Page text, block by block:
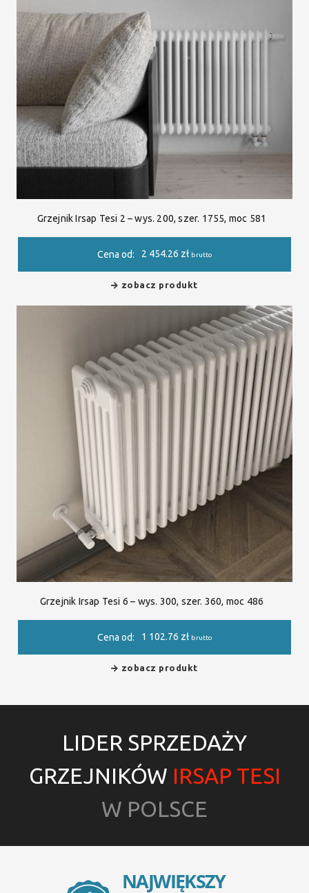
Grzejnik Irsap Tesi 2 – wys. 200, szer. 1755, moc 581
Cena od: 2 454.26 zł brutto
zobacz produkt
Grzejnik Irsap Tesi 6 – wys. 300, szer. 360, moc 486
Cena od: 1 102.76 zł brutto
zobacz produkt
LIDER SPRZEDAŻY
GRZEJNIKÓW IRSAP TESI
W POLSCE